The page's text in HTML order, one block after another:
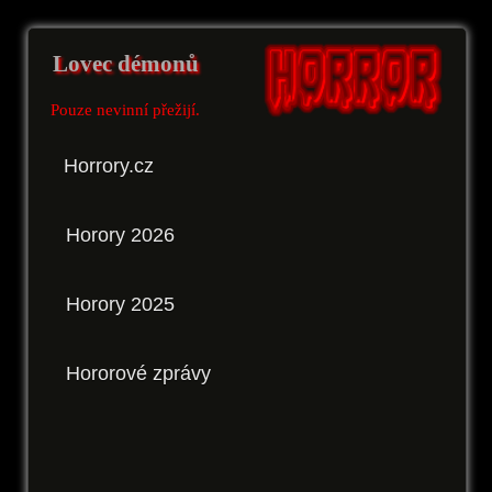
Lovec démonů
Pouze nevinní přežijí.
Horrory.cz
Horory 2026
Horory 2025
Hororové zprávy